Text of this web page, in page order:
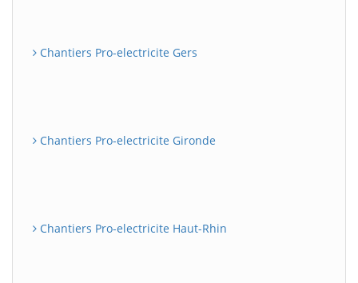
Chantiers Pro-electricite Gers
Chantiers Pro-electricite Gironde
Chantiers Pro-electricite Haut-Rhin